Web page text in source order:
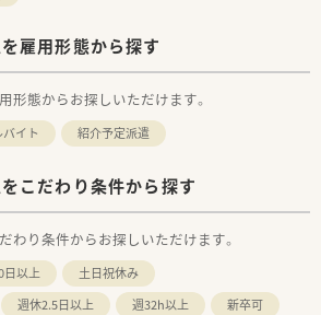
雇用形態から探す
形態からお探しいただけます。
バイト 紹介予定派遣
こだわり条件から探す
わり条件からお探しいただけます。
日以上
土日祝休み
週休2.5日以上 週32h以上
新卒可